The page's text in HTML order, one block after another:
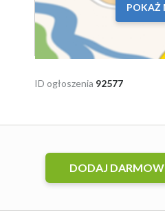
POKAŻ
ID ogłoszenia 92577
DODAJ